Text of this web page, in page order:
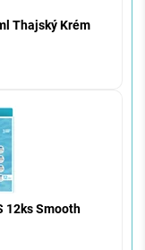
Thajský Krém
12ks Smooth